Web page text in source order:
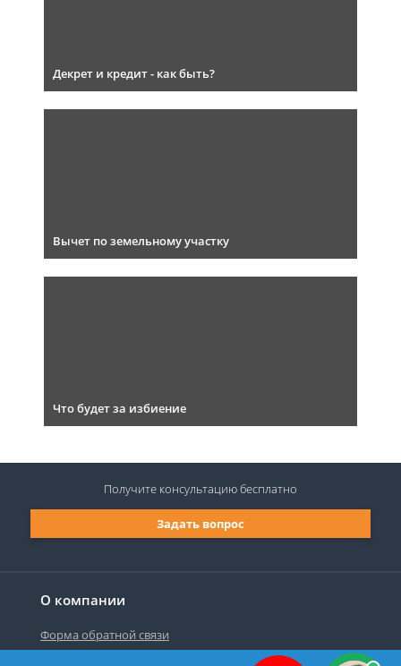
Декрет и кредит - как быть?
Вычет по земельному участку
Что будет за избиение
О компании
Форма обратной связи
Задать вопрос
Получите консультациюбесплатно